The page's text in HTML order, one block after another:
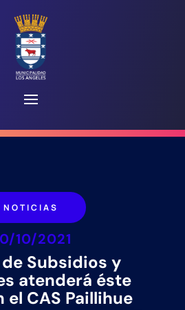
NOTICIAS
10/2021
Subsidios y
atenderá éste
el CAS Paillihue